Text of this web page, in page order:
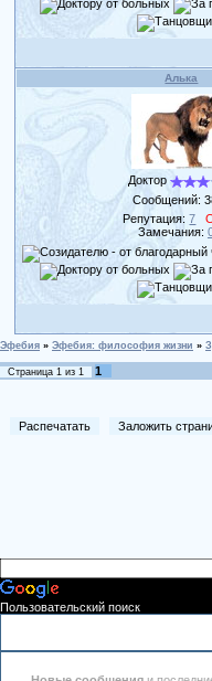
Алька
Доктор
Сообщений:
Репутация:7
Замечания:
Эфебия » Эфебия: философия жизни »
Страница 1 из 1
1
Распечатать Заложить
Пользовательский поиск